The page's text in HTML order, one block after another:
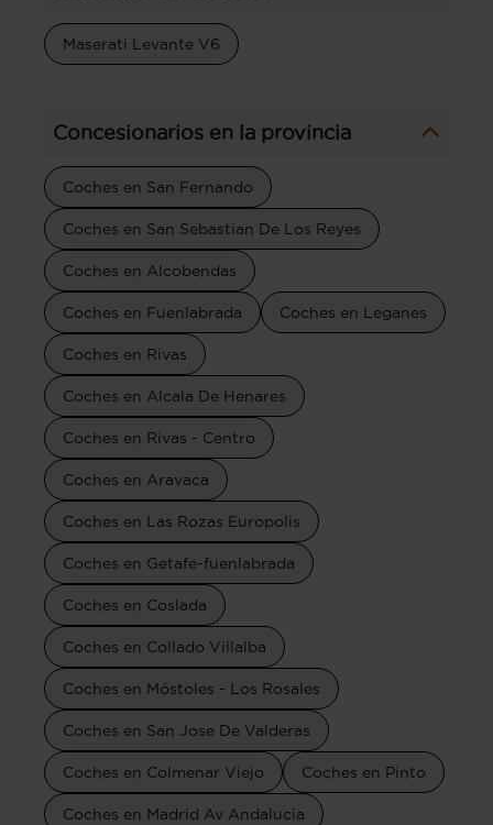
Maserati Levante V6
Concesionarios en la provincia
Coches en San Fernando
Coches en San Sebastian De Los Reyes
Coches en Alcobendas
Coches en Fuenlabrada Coches en Leganes
Coches en Rivas
Coches en Alcala De Henares
Coches en Rivas - Centro
Coches en Aravaca
Coches en Las Rozas Europolis
Coches en Getafe-fuenlabrada
Coches en Coslada
Coches en Collado Villalba
Coches en Móstoles - Los Rosales
Coches en San Jose De Valderas
Coches en Colmenar Viejo Coches en Pinto
Coches en Madrid Av Andalucia